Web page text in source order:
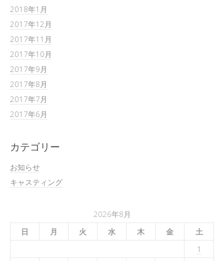
2018年1月
2017年12月
2017年11月
2017年10月
2017年9月
2017年8月
2017年7月
2017年6月
カテゴリー
お知らせ
キャスティング
2026年8月
日
月 火 水 木 金
土
1